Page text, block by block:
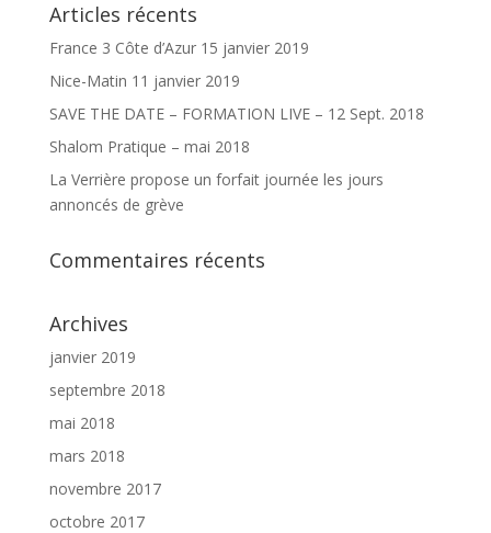
Articles récents
France 3 Côte d’Azur 15 janvier 2019
Nice-Matin 11 janvier 2019
SAVE THE DATE – FORMATION LIVE – 12 Sept. 2018
Shalom Pratique – mai 2018
La Verrière propose un forfait journée les jours
annoncés de grève
Commentaires récents
Archives
janvier 2019
septembre 2018
mai 2018
mars 2018
novembre 2017
octobre 2017